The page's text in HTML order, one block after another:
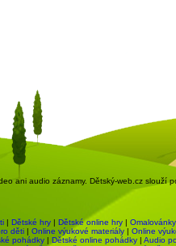
ani audio záznamy. Dětský-web.cz slouží
| Dětské hry | Dětské online hry | Omalovánky
děti | Online výukové materiály | Online
pohádky | Dětské online pohádky | Audio